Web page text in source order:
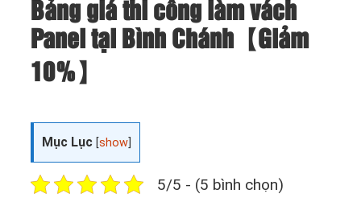
Bảng giá thi công làm vách
Panel tại Bình Chánh【Giảm
10%】
Mục Lục [show
5/5 - (5 bình chọn)